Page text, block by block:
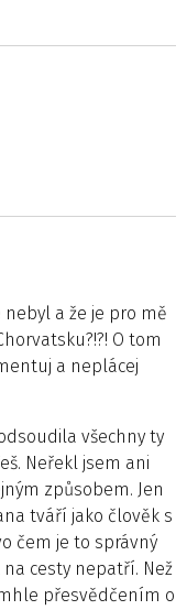
nebyl a že je pro mě
O tom
a neplácej
všechny ty
Neřekl jsem ani
způsobem. Jen
tváří jako člověk s
čem je to správný
na cesty nepatří. Než
přesvědčením o